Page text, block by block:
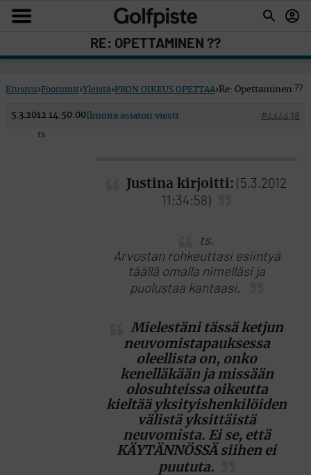
RE: OPETTAMINEN ??
Etusivu›Foorumit›Yleistä›PRON OIKEUS OPETTAA›Re: Opettaminen ??
5.3.2012 14:50:00 #444438
Ilmoita asiaton viesti
ts
Justina kirjoitti: (5.3.2012
11:34:58)
ts.
Arvostan rohkeuttasi esiintyä
täällä omalla nimelläsi ja
puolustaa kantaasi.
Mielestäni tässä ketjun
neuvomistapauksessa
oleellista on, onko
kenelläkään ja missään
olosuhteissa oikeutta
kieltää yksityishenkilöiden
välistä yksittäistä
neuvomista. Ei se, että
KÄYTÄNNÖSSÄ siihen ei
puututa.